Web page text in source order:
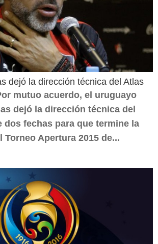
dejó la dirección técnica del Atlas
mutuo acuerdo, el uruguayo
dejó la dirección técnica del
dos fechas para que termine la
Torneo Apertura 2015 de...